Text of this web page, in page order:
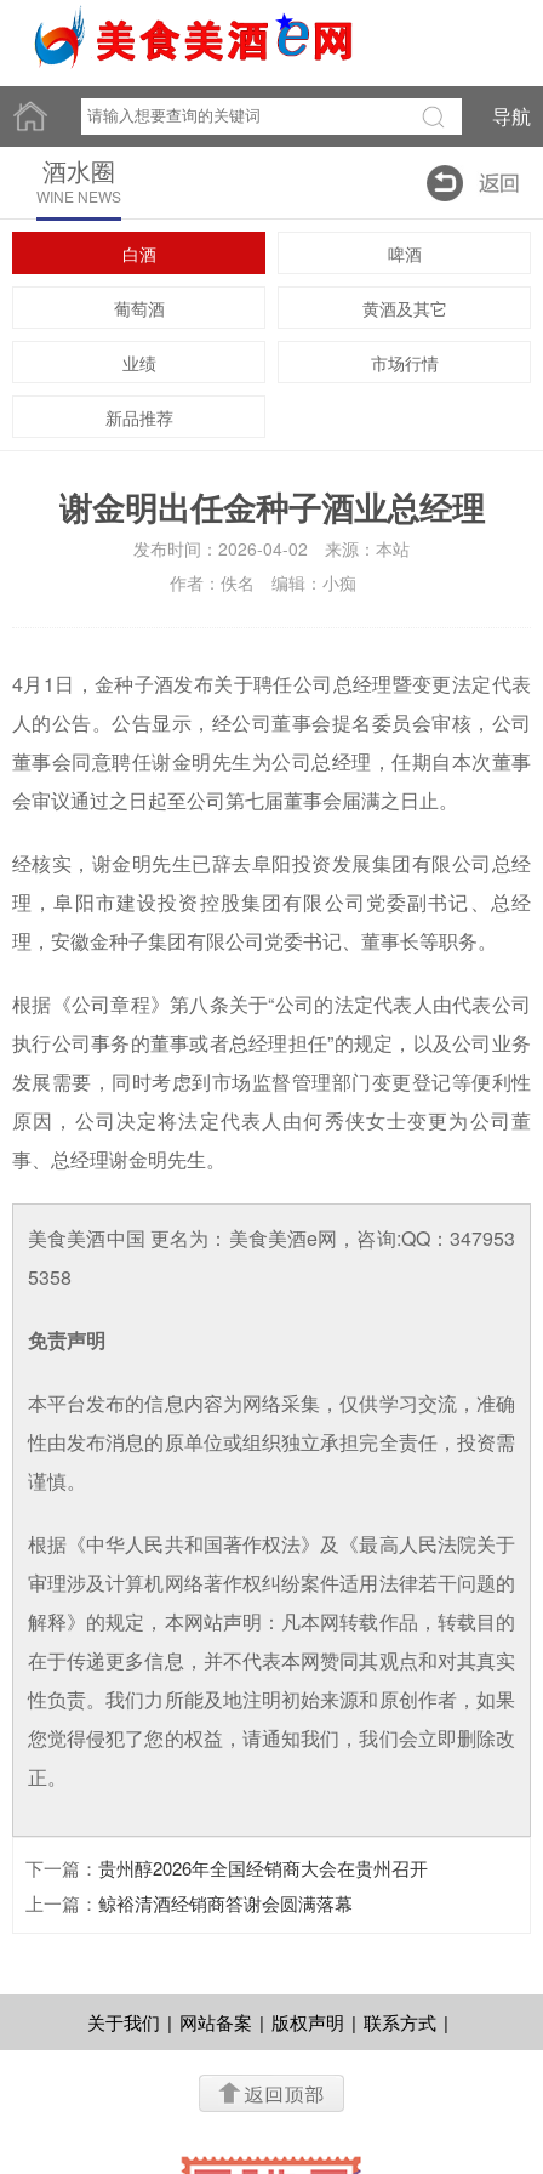
导航
酒水圈
WINE NEWS
白酒 啤酒
葡萄酒 黄酒及其它
业绩 市场行情
新品推荐
谢金明出任金种子酒业总经理
发布时间：2026-04-02 来源：本站
作者：佚名 编辑：小痴
4月1日，金种子酒发布关于聘任公司总经理暨变更法定代表
人的公告。公告显示，经公司董事会提名委员会审核，公司
董事会同意聘任谢金明先生为公司总经理，任期自本次董事
会审议通过之日起至公司第七届董事会届满之日止。
经核实，谢金明先生已辞去阜阳投资发展集团有限公司总经
理，阜阳市建设投资控股集团有限公司党委副书记、总经
理，安徽金种子集团有限公司党委书记、董事长等职务。
根据《公司章程》第八条关于“公司的法定代表人由代表公司
执行公司事务的董事或者总经理担任”的规定，以及公司业务
发展需要，同时考虑到市场监督管理部门变更登记等便利性
原因，公司决定将法定代表人由何秀侠女士变更为公司董
事、总经理谢金明先生。
美食美酒中国 更名为：美食美酒e网，咨询:QQ：347953
5358
免责声明
本平台发布的信息内容为网络采集，仅供学习交流，准确
性由发布消息的原单位或组织独立承担完全责任，投资需
谨慎。
根据《中华人民共和国著作权法》及《最高人民法院关于
审理涉及计算机网络著作权纠纷案件适用法律若干问题的
解释》的规定，本网站声明：凡本网转载作品，转载目的
在于传递更多信息，并不代表本网赞同其观点和对其真实
性负责。我们力所能及地注明初始来源和原创作者，如果
您觉得侵犯了您的权益，请通知我们，我们会立即删除改
正。
下一篇 ： 贵州醇2026年全国经销商大会在贵州召开
上一篇 ： 鲸裕清酒经销商答谢会圆满落幕
关于我们 | 网站备案 | 版权声明 | 联系方式 |